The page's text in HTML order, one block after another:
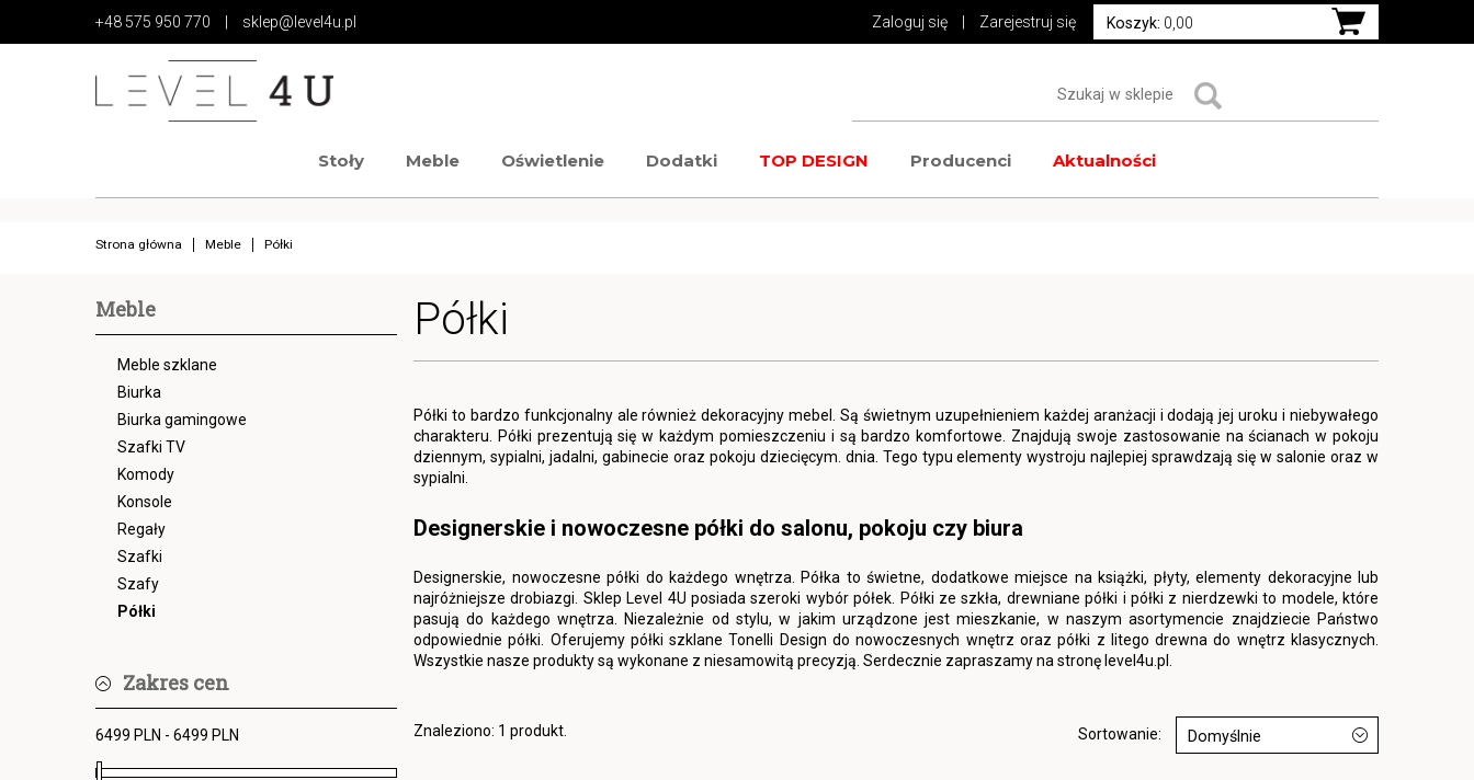
+48 575 950 770 sklep@level4u.pl Zaloguj się Zarejestruj się Koszyk: 0,00
Stoły Meble Oświetlenie Dodatki TOP DESIGN Producenci Aktualności
Strona główna Meble Półki
Meble
Meble szklane
Biurka
Biurka gamingowe
Szafki TV
Komody
Konsole
Regały
Szafki
Szafy
Półki
Zakres cen
Półki
Półki to bardzo funkcjonalny ale również dekoracyjny mebel. Są świetnym uzupełnieniem każdej aranżacji i dodają jej uroku i niebywałego
charakteru. Półki prezentują się w każdym pomieszczeniu i są bardzo komfortowe. Znajdują swoje zastosowanie na ścianach w pokoju
dziennym, sypialni, jadalni, gabinecie oraz pokoju dziecięcym. dnia. Tego typu elementy wystroju najlepiej sprawdzają się w salonie oraz w
sypialni.
Designerskie i nowoczesne półki do salonu, pokoju czy biura
Designerskie, nowoczesne półki do każdego wnętrza. Półka to świetne, dodatkowe miejsce na książki, płyty, elementy dekoracyjne lub
najróżniejsze drobiazgi. Sklep Level 4U posiada szeroki wybór półek. Półki ze szkła, drewniane półki i półki z nierdzewki to modele, które
pasują do każdego wnętrza. Niezależnie od stylu, w jakim urządzone jest mieszkanie, w naszym asortymencie znajdziecie Państwo
odpowiednie półki. Oferujemy półki szklane Tonelli Design do nowoczesnych wnętrz oraz półki z litego drewna do wnętrz klasycznych.
Wszystkie nasze produkty są wykonane z niesamowitą precyzją. Serdecznie zapraszamy na stronę level4u.pl.
Znaleziono: 1 produkt. Sortowanie: Domyślnie